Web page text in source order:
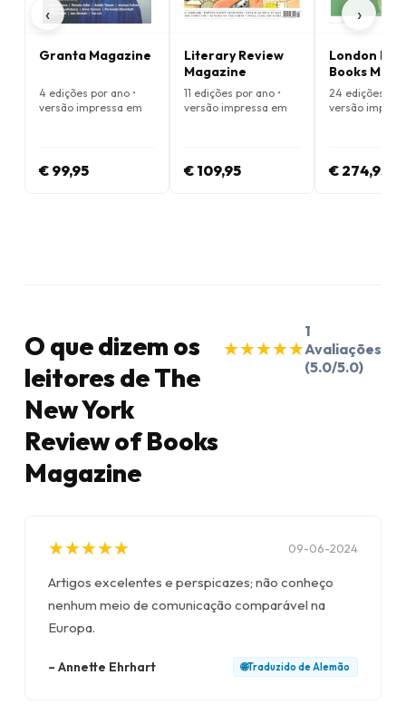
‹
Granta Magazine
4 edições por ano •
versão impressa em
€ 99,95
Literary Review
Magazine
11 edições por ano •
versão impressa em
€ 109,95
London
Books
24 edições por
versão
€ 274,95
›
O que dizem os
leitores de The
New York
Review of Books
Magazine
★
★★
★★
★★
★★
★
1
Avaliações
(5.0/5.0)
★
★★
★★
★★
★★
★ 09-06-2024
Artigos excelentes e perspicazes; não conheço
nenhum meio de comunicação comparável na
Europa.
– Annette Ehrhart 🌐Traduzido deAlemão